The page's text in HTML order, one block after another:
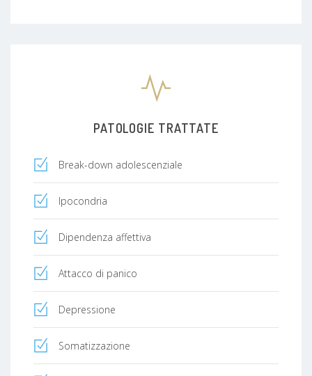
PATOLOGIE TRATTATE
Break-down adolescenziale
Ipocondria
Dipendenza affettiva
Attacco di panico
Depressione
Somatizzazione